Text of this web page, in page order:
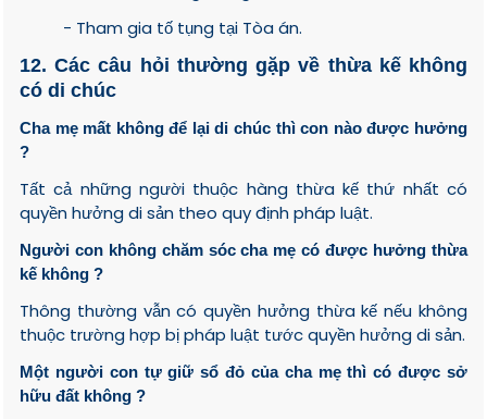
- Tham gia tố tụng tại Tòa án.
12. Các câu hỏi thường gặp về thừa kế không
có di chúc
Cha mẹ mất không để lại di chúc thì con nào được hưởng
?
Tất cả những người thuộc hàng thừa kế thứ nhất có
quyền hưởng di sản theo quy định pháp luật.
Người con không chăm sóc cha mẹ có được hưởng thừa
kế không ?
Thông thường vẫn có quyền hưởng thừa kế nếu không
thuộc trường hợp bị pháp luật tước quyền hưởng di sản.
Một người con tự giữ sổ đỏ của cha mẹ thì có được sở
hữu đất không ?